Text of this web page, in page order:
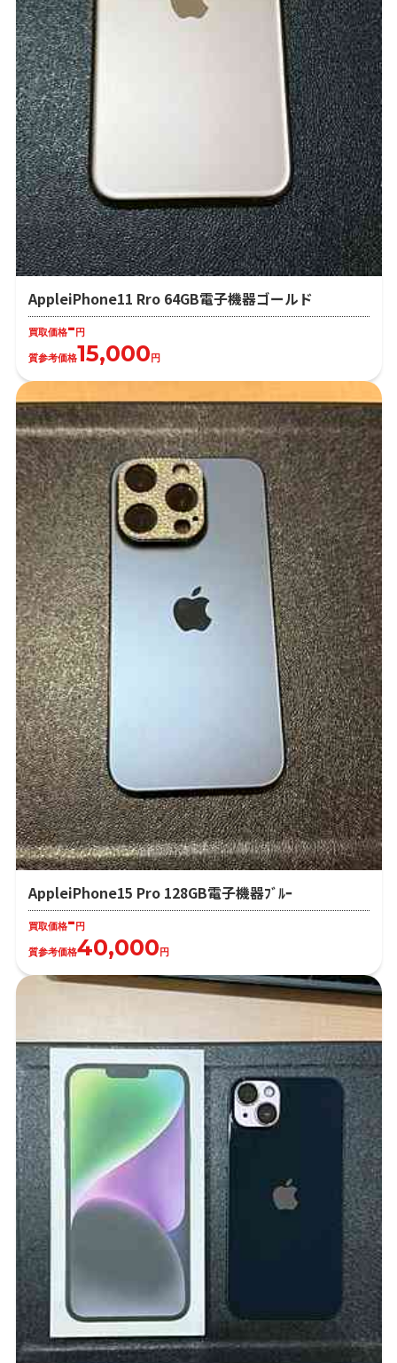
AppleiPhone11 Rro 64GB電子機器ゴールド
買取価格- 円
質参考価格15,000 円
AppleiPhone15 Pro 128GB電子機器ﾌﾞﾙｰ
買取価格- 円
質参考価格40,000 円